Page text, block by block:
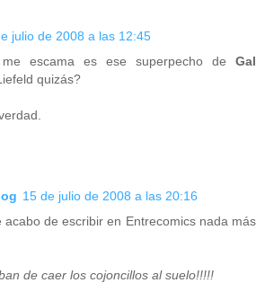
julio de 2008 a las 12:45
escama es ese superpecho de Gal
quizás?
15 de julio de 2008 a las 20:16
acabo de escribir en Entrecomics nada más
de caer los cojoncillos al suelo!!!!!